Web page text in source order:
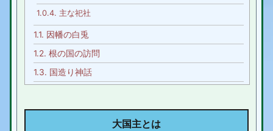
1.0.4. 主な祀社
1.1. 因幡の白兎
1.2. 根の国の訪問
1.3. 国造り神話
2.大国主 美少女にも変身
大国主とは